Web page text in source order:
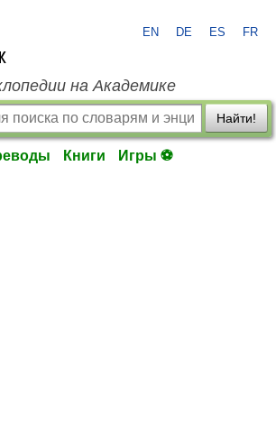
EN DE ES FR
на Академике
Найти!
Книги Игры ⚽